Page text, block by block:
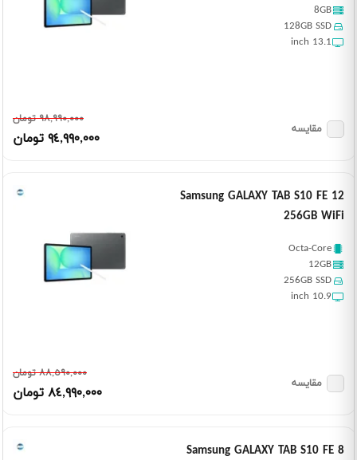
8GB
128GB SSD
13.1 inch
٩٨,٩٩٠,٠٠٠ تومان
٩٤,٩٩٠,٠٠٠ تومان
مقایسه
Samsung GALAXY TAB S10 FE 12
256GB WiFi
Octa-Core
12GB
256GB SSD
10.9 inch
٨٨,٥٩٠,٠٠٠ تومان
٨٤,٩٩٠,٠٠٠ تومان
مقایسه
Samsung GALAXY TAB S10 FE 8